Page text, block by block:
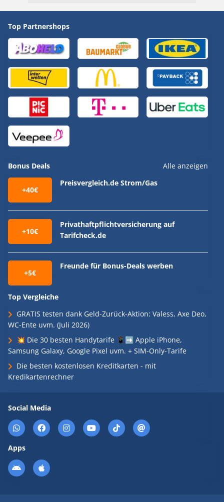
Top Partnershops
Bonus Deals Alle anzeigen
+40€
Preisvergleich.de Strom/Gas
+10€
Privathaftpflichtversicherung auf
Tarifcheck.de
+5€
Freunde für Bonus-Deals werben
Top Vergleiche
GRATIS testen dank Geld-Zurück-Aktion: Valess, Axe Deo,
WC-Ente uvm. (Juli 2026)
💥 Die 30 besten Handytarife 📱➡️ Apple iPhone,
Samsung Galaxy, Google Pixel uvm. + SIM-Only-Tarife
Die besten kostenlosen Kreditkarten - mit
Kredikartenrechner
Social Media
Apps